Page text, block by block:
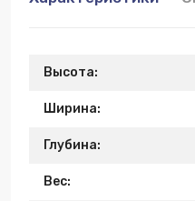
Высота:
Ширина:
Глубина:
Вес: